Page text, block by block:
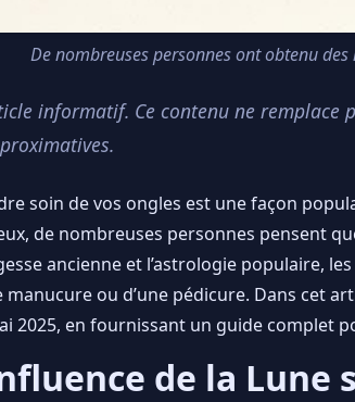
De nombreuses personnes ont obtenu
informatif. Ce contenu ne remplace
soin de vos ongles est une façon
de nombreuses personnes pensent
ancienne et l’astrologie populaire,
manucure ou d’une pédicure. Dans cet
2025, en fournissant un guide complet
de la Lune